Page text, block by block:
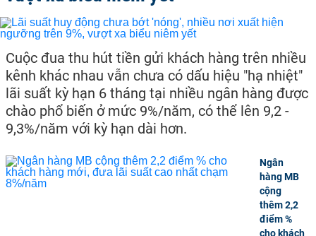
Cuộc đua thu hút tiền gửi khách hàng trên nhiều
kênh khác nhau vẫn chưa có dấu hiệu "hạ nhiệt"
lãi suất kỳ hạn 6 tháng tại nhiều ngân hàng được
chào phổ biến ở mức 9%/năm, có thể lên 9,2 -
9,3%/năm với kỳ hạn dài hơn.
Ngân
hàng MB
cộng
thêm 2,2
điểm %
cho khách